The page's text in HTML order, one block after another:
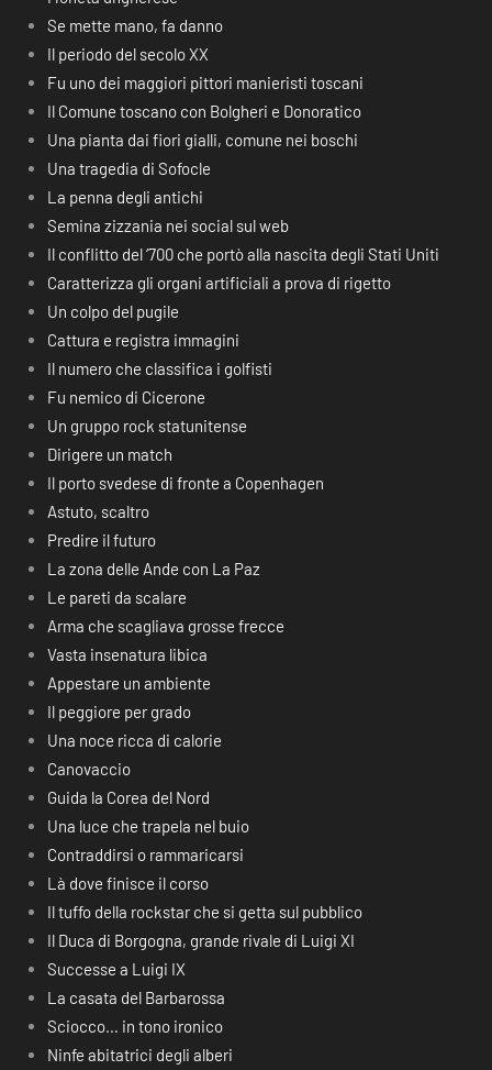
Se mette mano, fa danno
Il periodo del secolo XX
Fu uno dei maggiori pittori manieristi toscani
Il Comune toscano con Bolgheri e Donoratico
Una pianta dai fiori gialli, comune nei boschi
Una tragedia di Sofocle
La penna degli antichi
Semina zizzania nei social sul web
Il conflitto del ‘700 che portò alla nascita degli Stati Uniti
Caratterizza gli organi artificiali a prova di rigetto
Un colpo del pugile
Cattura e registra immagini
Il numero che classifica i golfisti
Fu nemico di Cicerone
Un gruppo rock statunitense
Dirigere un match
Il porto svedese di fronte a Copenhagen
Astuto, scaltro
Predire il futuro
La zona delle Ande con La Paz
Le pareti da scalare
Arma che scagliava grosse frecce
Vasta insenatura libica
Appestare un ambiente
Il peggiore per grado
Una noce ricca di calorie
Canovaccio
Guida la Corea del Nord
Una luce che trapela nel buio
Contraddirsi o rammaricarsi
Là dove finisce il corso
Il tuffo della rockstar che si getta sul pubblico
Il Duca di Borgogna, grande rivale di Luigi XI
Successe a Luigi IX
La casata del Barbarossa
Sciocco… in tono ironico
Ninfe abitatrici degli alberi